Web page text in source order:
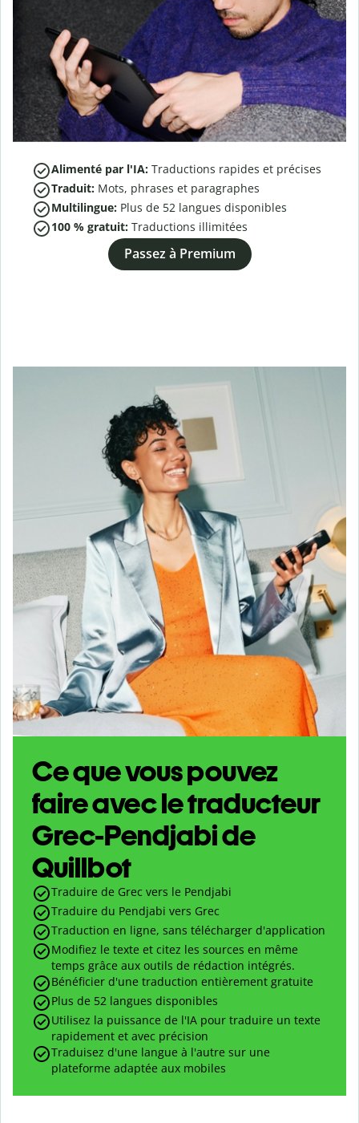
Alimenté par l'IA: Traductions rapides et précises
Traduit: Mots, phrases et paragraphes
Multilingue: Plus de 52 langues disponibles
100 % gratuit: Traductions illimitées
Passez à Premium
Ce que vous pouvez
faire avec le traducteur
Grec-Pendjabi de
Quillbot
Traduire de Grec vers le Pendjabi
Traduire du Pendjabi vers Grec
Traduction en ligne, sans télécharger d'application
Modifiez le texte et citez les sources en même
temps grâce aux outils de rédaction intégrés.
Bénéficier d'une traduction entièrement gratuite
Plus de 52 langues disponibles
Utilisez la puissance de l'IA pour traduire un texte
rapidement et avec précision
Traduisez d'une langue à l'autre sur une
plateforme adaptée aux mobiles